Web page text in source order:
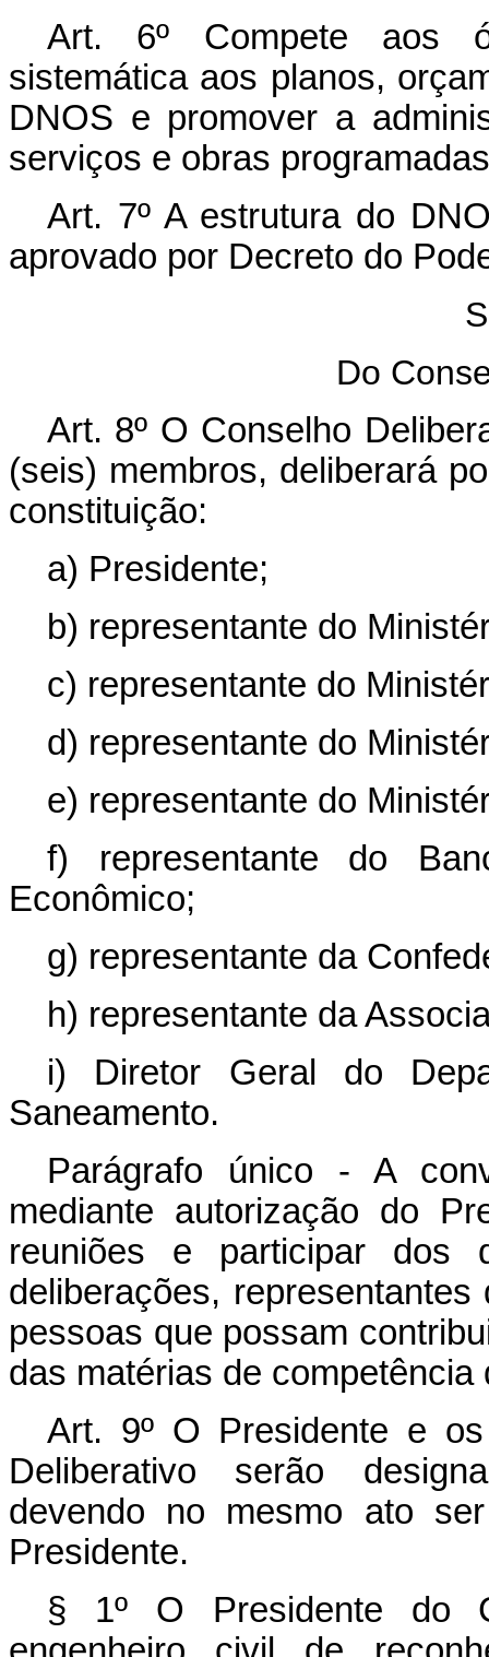
Art. 6º Compete aos
sistemática aos planos,
DNOS e promover a
serviços e obras
Art. 7º A estrutura do
aprovado por Decreto do
Do
Art. 8º O Conselho
(seis) membros, deliberará
constituição:
a) Presidente;
b) representante do
c) representante do
d) representante do
e) representante do
f) representante do
Econômico;
g) representante da
h) representante da
i) Diretor Geral do
Saneamento.
Parágrafo único - A
mediante autorização do
reuniões e participar dos
deliberações,
pessoas que possam
das matérias de
Art. 9º O Presidente e
Deliberativo serão
devendo no mesmo ato
Presidente.
§ 1º O Presidente do